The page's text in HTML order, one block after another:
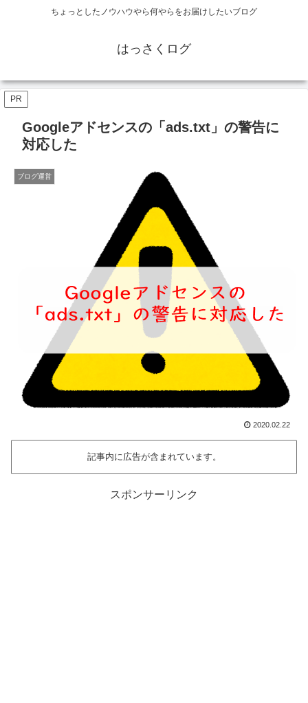
ちょっとしたノウハウやら何やらをお届けしたいブログ
はっさくログ
PR
Googleアドセンスの「ads.txt」の警告に
対応した
ブログ運営
2020.02.22
記事内に広告が含まれています。
スポンサーリンク